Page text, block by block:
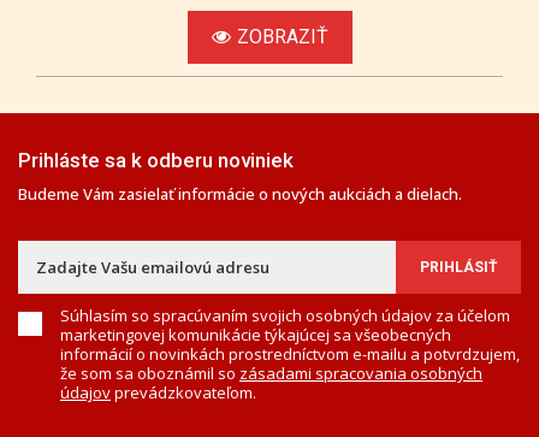
ZOBRAZIŤ
Prihláste sa k odberu noviniek
Budeme Vám zasielať informácie o nových aukciách a dielach.
Súhlasím so spracúvaním svojich osobných údajov za účelom
marketingovej komunikácie týkajúcej sa všeobecných
informácií o novinkách prostredníctvom e-mailu a potvrdzujem,
že som sa oboznámil so zásadami spracovania osobných
údajovprevádzkovateľom.